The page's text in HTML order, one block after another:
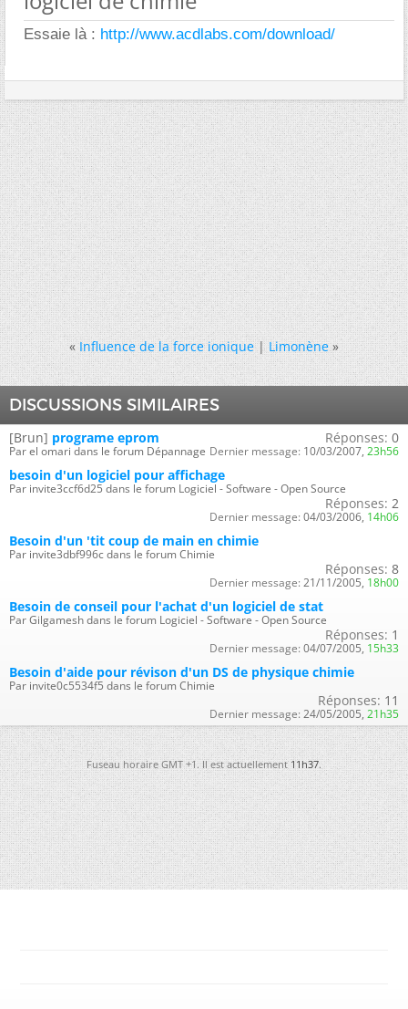
Essaie là : http://www.acdlabs.com/download/
« Influence de la force ionique|Limonène »
DISCUSSIONS SIMILAIRES
[Brun] programe eprom
Par el omari dans le forum Dépannage
Réponses: 0
Dernier message: 10/03/2007, 23h56
besoin d'un logiciel pour affichage
Par invite3ccf6d25 dans le forum Logiciel - Software - Open Source
Réponses: 2
Dernier message: 04/03/2006, 14h06
Besoin d'un 'tit coup de main en chimie
Par invite3dbf996c dans le forum Chimie
Réponses: 8
Dernier message: 21/11/2005, 18h00
Besoin de conseil pour l'achat d'un logiciel de stat
Par Gilgamesh dans le forum Logiciel - Software - Open Source
Réponses: 1
Dernier message: 04/07/2005, 15h33
Besoin d'aide pour révison d'un DS de physique chimie
Par invite0c5534f5 dans le forum Chimie
Réponses: 11
Dernier message: 24/05/2005, 21h35
Fuseau horaire GMT +1. Il est actuellement11h37.